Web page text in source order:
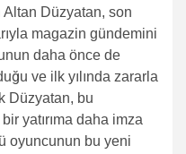
Altan Düzyatan, son
magazin gündemini
daha önce de
ve ilk yılında zararla
Düzyatan, bu
yatırıma daha imza
oyuncunun bu yeni